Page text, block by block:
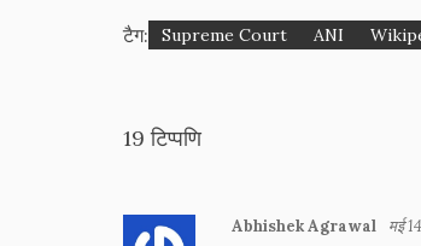
टैग: Supreme Court ANI
19 टिप्पणि
Abhishek Agrawal मई